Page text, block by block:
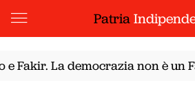
Patria
La democrazia non è un Far